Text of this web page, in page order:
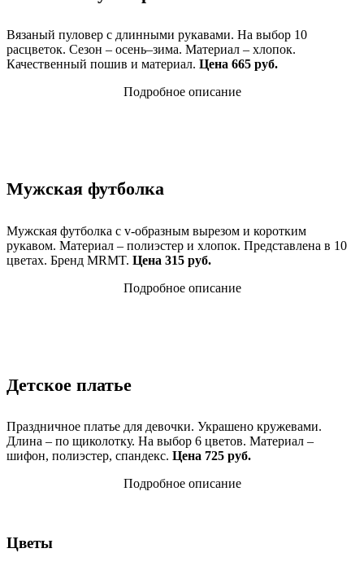
Вязаный пуловер с длинными рукавами. На выбор 10
расцветок. Сезон – осень–зима. Материал – хлопок.
Качественный пошив и материал. Цена 665 руб.
Подробное описание
Мужская футболка
Мужская футболка с v-образным вырезом и коротким
рукавом. Материал – полиэстер и хлопок. Представлена в 10
цветах. Бренд MRMT. Цена 315 руб.
Подробное описание
Детское платье
Праздничное платье для девочки. Украшено кружевами.
Длина – по щиколотку. На выбор 6 цветов. Материал –
шифон, полиэстер, спандекс. Цена 725 руб.
Подробное описание
Цветы